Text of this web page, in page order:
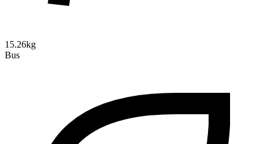
15.26kg
Bus